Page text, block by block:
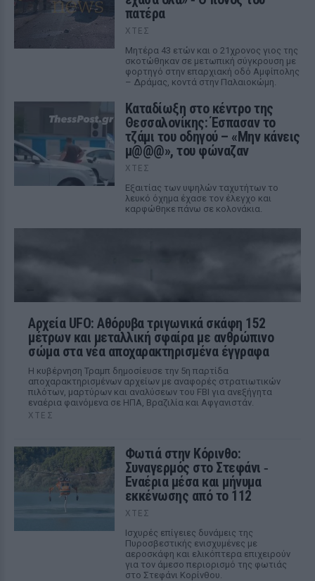
πατέρα
ΧΤΕΣ
Μητέρα 43 ετών και ο 21χρονος γιος της
σκοτώθηκαν σε μετωπική σύγκρουση με
φορτηγό στην επαρχιακή οδό Αμφίπολης
– Δράμας, κοντά στην Παλαιοκώμη.
Καταδίωξη στο κέντρο της
Θεσσαλονίκης: Έσπασαν το
τζάμι του οδηγού – «Μην κάνεις
μ@@@», του φώναζαν
ΧΤΕΣ
Εξαιτίας των υψηλών ταχυτήτων το
λευκό όχημα έχασε τον έλεγχο και
καρφώθηκε πάνω σε κολονάκια.
Αρχεία UFO: Αθόρυβα τριγωνικά σκάφη 152
μέτρων και μεταλλική σφαίρα με ανθρώπινο
σώμα στα νέα αποχαρακτηρισμένα έγγραφα
Η κυβέρνηση Τραμπ δημοσίευσε την 5η παρτίδα
αποχαρακτηρισμένων αρχείων με αναφορές στρατιωτικών
πιλότων, μαρτύρων και αναλύσεων του FBI για ανεξήγητα
εναέρια φαινόμενα σε ΗΠΑ, Βραζιλία και Αφγανιστάν.
ΧΤΕΣ
Φωτιά στην Κόρινθο:
Συναγερμός στο Στεφάνι ‑
Εναέρια μέσα και μήνυμα
εκκένωσης από το 112
ΧΤΕΣ
Ισχυρές επίγειες δυνάμεις της
Πυροσβεστικής ενισχυμένες με
αεροσκάφη και ελικόπτερα επιχειρούν
για τον άμεσο περιορισμό της φωτιάς
στο Στεφάνι Κορίνθου.